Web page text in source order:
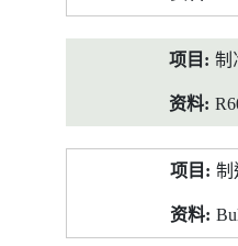
制
制